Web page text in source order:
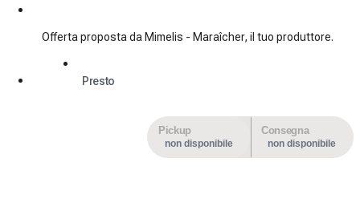
Offerta proposta da Mimelis - Maraîcher, il tuo produttore.
Presto
Pickup
non disponibile
Consegna
non disponibile